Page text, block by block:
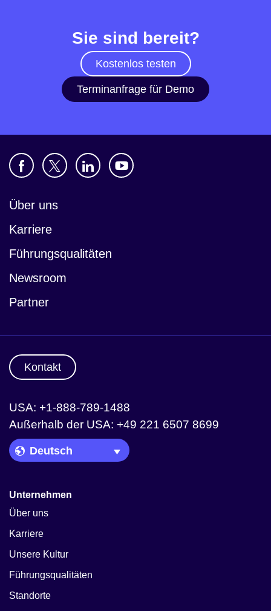
Sie sind bereit?
Kostenlos testen
Terminanfrage für Demo
Über uns
Karriere
Führungsqualitäten
Newsroom
Partner
Kontakt
USA: +1-888-789-1488
Außerhalb der USA: +49 221 6507 8699
Language Picker
Unternehmen
Über uns
Karriere
Unsere Kultur
Führungsqualitäten
Standorte